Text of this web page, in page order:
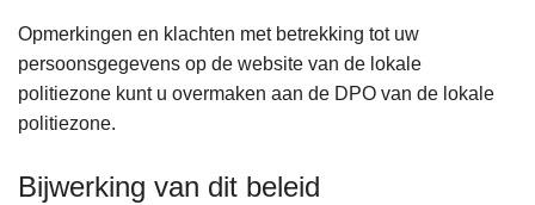
Opmerkingen en klachten met betrekking tot uw
persoonsgegevens op de website van de lokale
politiezone kunt u overmaken aan de DPO van de lokale
politiezone.
Bijwerking van dit beleid